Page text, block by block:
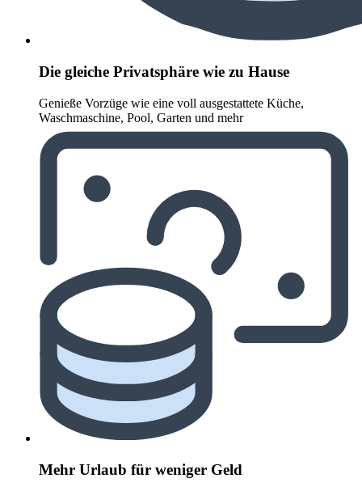
Die gleiche Privatsphäre wie zu Hause
Genieße Vorzüge wie eine voll ausgestattete Küche,
Waschmaschine, Pool, Garten und mehr
Mehr Urlaub für weniger Geld